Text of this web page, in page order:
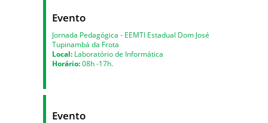
Evento
Jornada Pedagógica - EEMTI Estadual Dom José
Tupinambá da Frota
Local: Laboratório de Informática
Horário:08h -17h.
Evento